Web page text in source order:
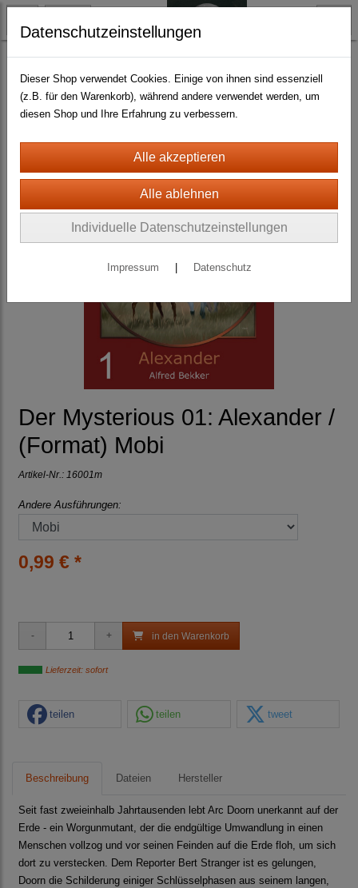
Science Fiction
Der Mysterious 01: Alexander /
(Format) Mobi
Artikel-Nr.: 16001m
Andere Ausführungen:
0,99 € *
in den Warenkorb
Lieferzeit: sofort
teilen teilen tweet
Beschreibung Dateien Hersteller
Seit fast zweieinhalb Jahrtausenden lebt Arc Doorn unerkannt auf der
Erde - ein Worgunmutant, der die endgültige Umwandlung in einen
Menschen vollzog und vor seinen Feinden auf die Erde floh, um sich
dort zu verstecken. Dem Reporter Bert Stranger ist es gelungen,
Doorn die Schilderung einiger Schlüsselphasen aus seinem langen,
Datenschutzeinstellungen
Dieser Shop verwendet Cookies. Einige von ihnen sind essenziell
(z.B. für den Warenkorb), während andere verwendet werden, um
diesen Shop und Ihre Erfahrung zu verbessern.
Individuelle Datenschutzeinstellungen
Impressum Datenschutz